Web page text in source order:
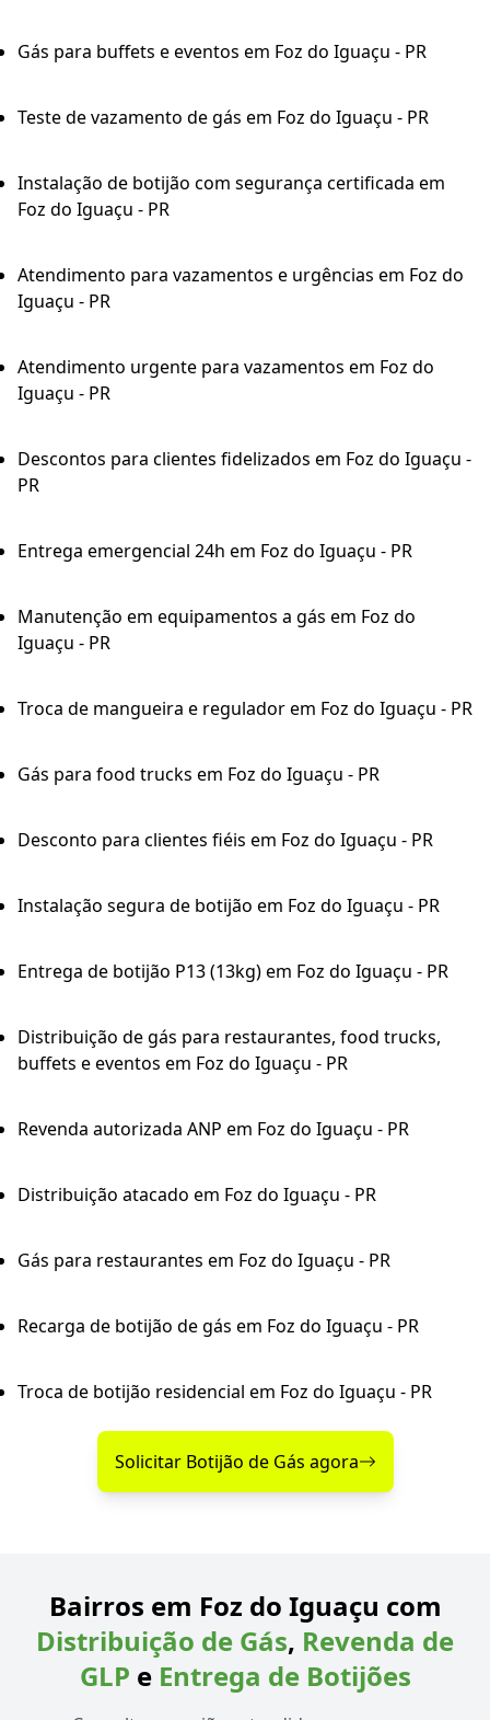
Gás para buffets e eventos em Foz do Iguaçu - PR
Teste de vazamento de gás em Foz do Iguaçu - PR
Instalação de botijão com segurança certificada em
Foz do Iguaçu - PR
Atendimento para vazamentos e urgências em Foz do
Iguaçu - PR
Atendimento urgente para vazamentos em Foz do
Iguaçu - PR
Descontos para clientes fidelizados em Foz do Iguaçu -
PR
Entrega emergencial 24h em Foz do Iguaçu - PR
Manutenção em equipamentos a gás em Foz do
Iguaçu - PR
Troca de mangueira e regulador em Foz do Iguaçu - PR
Gás para food trucks em Foz do Iguaçu - PR
Desconto para clientes fiéis em Foz do Iguaçu - PR
Instalação segura de botijão em Foz do Iguaçu - PR
Entrega de botijão P13 (13kg) em Foz do Iguaçu - PR
Distribuição de gás para restaurantes, food trucks,
buffets e eventos em Foz do Iguaçu - PR
Revenda autorizada ANP em Foz do Iguaçu - PR
Distribuição atacado em Foz do Iguaçu - PR
Gás para restaurantes em Foz do Iguaçu - PR
Recarga de botijão de gás em Foz do Iguaçu - PR
Troca de botijão residencial em Foz do Iguaçu - PR
Solicitar Botijão de Gás agora
Bairros em Foz do Iguaçu com
Distribuição de Gás, Revenda de
GLP e Entrega de Botijões